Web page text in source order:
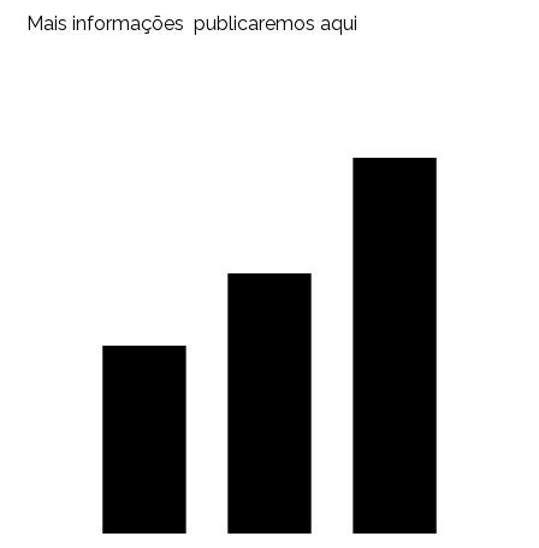
Mais informações publicaremos aqui